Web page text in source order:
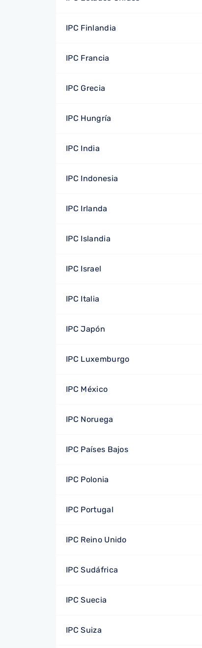
IPC Finlandia
IPC Francia
IPC Grecia
IPC Hungría
IPC India
IPC Indonesia
IPC Irlanda
IPC Islandia
IPC Israel
IPC Italia
IPC Japón
IPC Luxemburgo
IPC México
IPC Noruega
IPC Países Bajos
IPC Polonia
IPC Portugal
IPC Reino Unido
IPC Sudáfrica
IPC Suecia
IPC Suiza